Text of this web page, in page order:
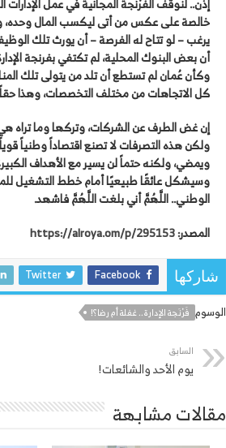
خالصة على عكس من أتى ليكسب المال وحده،
يرغب – لو تتاح له الفرصة – أن يورث تلك
أن بعض البنوك المحلية، لم تكتفي بفرنجة
كل الاتجاهات من مختلف التخصصات، وهذا
إن غض الطرف عن الشركات، وتركها وما تراه
ولكن هذه التصرفات لا تصنع اقتصاداً وطنياً
وسيشكل عائقًا طبيعيًا أمام خطط التشغيل
الوطني.. اللَّهُمَّ أني بلغت اللَّهُمَّ فاشهد.
المصدر:https://alroya.om/p/295153
شاركها Facebook
Twitter
الوسوم فَرْنَجة الإدارة.. غفلة أم رضا؟!
السابق
يوم الأحد والشائعات!
مقالات مشابهة